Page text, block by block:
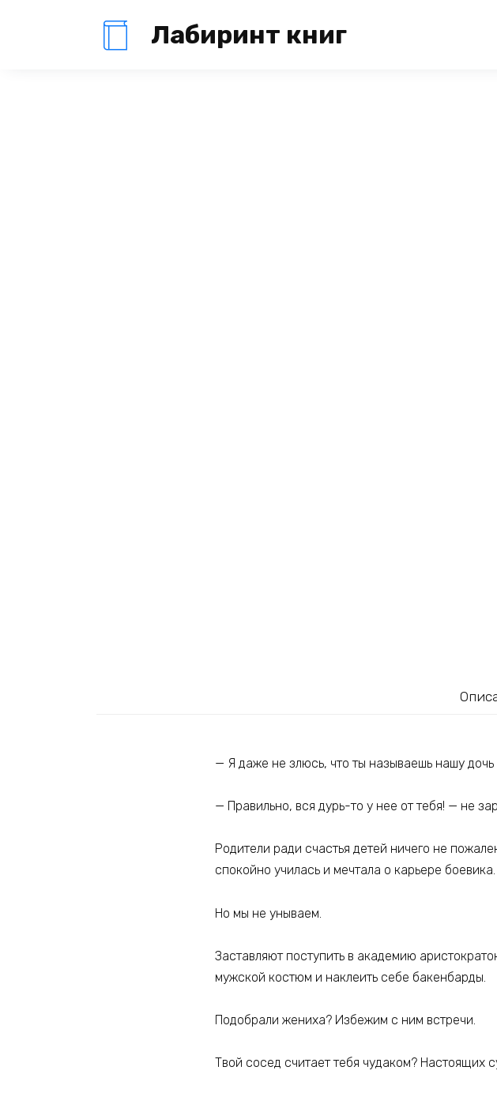
Лабиринт книг
— Я даже не злюсь, что ты называешь нашу
— Правильно, вся дурь-то у нее от тебя! — не
Родители ради счастья детей ничего не
спокойно училась и мечтала о карьере боевика.
Но мы не унываем.
Заставляют поступить в академию
мужской костюм и наклеить себе бакенбарды.
Подобрали жениха? Избежим с ним встречи.
Твой сосед считает тебя чудаком? Настоящих